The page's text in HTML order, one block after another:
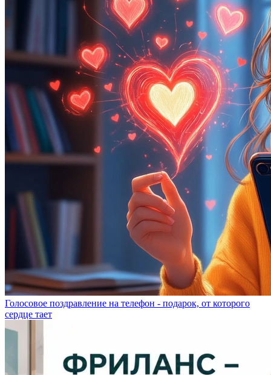
Голосовое поздравление на телефон - подарок, от которого
сердце тает